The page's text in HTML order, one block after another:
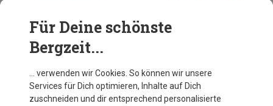
Blutsgeschwister
Damen In Full Bloom Hose
Blutsgeschwister
Damen Flotte Culottes Hose
89,95 €
Für Deine schönste
Bergzeit...
… verwenden wir Cookies. So können wir unsere
Services für Dich optimieren, Inhalte auf Dich
zuschneiden und dir entsprechend personalisierte